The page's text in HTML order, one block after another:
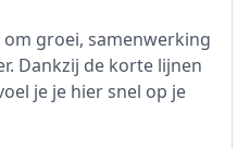
groei, samenwerking
Dankzij de korte lijnen
je je hier snel op je